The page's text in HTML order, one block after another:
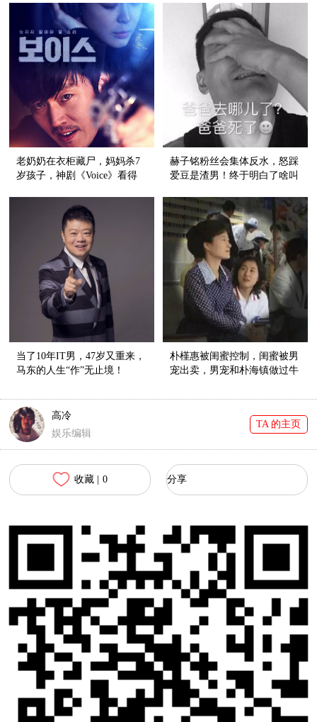
老奶奶在衣柜藏尸，妈妈杀7
岁孩子，神剧《Voice》看得
赫子铭粉丝会集体反水，怒踩
爱豆是渣男！终于明白了啥叫
当了10年IT男，47岁又重来，
马东的人生“作”无止境！
朴槿惠被闺蜜控制，闺蜜被男
宠出卖，男宠和朴海镇做过牛
高冷
娱乐编辑
TA 的主页
收藏 | 0 分享